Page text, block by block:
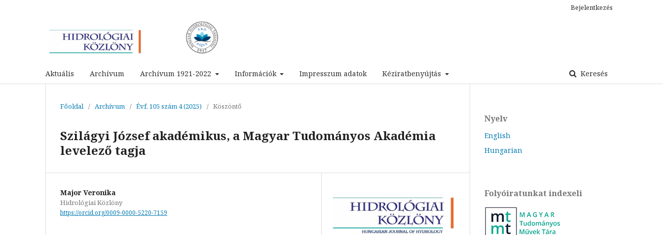
Aktuális Archívum Archívum 1921-2022 Információk Impresszum adatok Kéziratbenyújtás Keresés
Bejelentkezés
Főoldal / Archívum / Évf. 105 szám 4 (2025) / Köszöntő
Szilágyi József akadémikus, a Magyar Tudományos Akadémia
levelező tagja
Major Veronika
Hidrológiai Közlöny
https://orcid.org/0009-0000-5220-7159
Nyelv
English
Hungarian
Folyóiratunkat indexeli